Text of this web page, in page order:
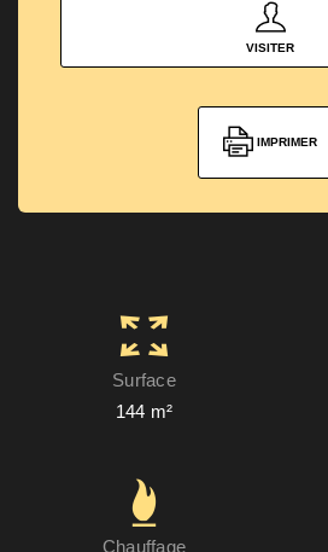
VISITER
IMPRIMER
Surface
144 m²
Chauffage